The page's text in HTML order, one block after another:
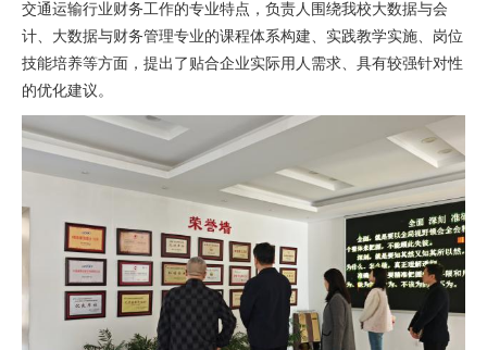
交通运输行业财务工作的专业特点，负责人围绕我校大数据与会
计、大数据与财务管理专业的课程体系构建、实践教学实施、岗位
技能培养等方面，提出了贴合企业实际用人需求、具有较强针对性
的优化建议。